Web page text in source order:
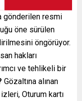
gönderilen resmi
öne sürülen
öngörüyor.
hakları
ve tehlikeli bir
Gözaltına alınan
Oturum kartı